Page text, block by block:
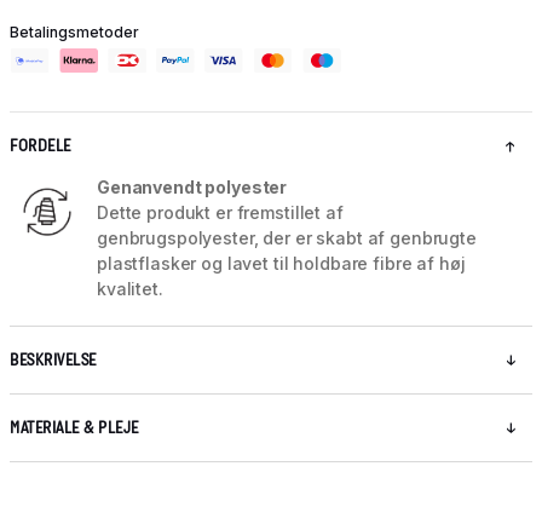
Betalingsmetoder
FORDELE
Genanvendt polyester
Dette produkt er fremstillet af
genbrugspolyester, der er skabt af genbrugte
plastflasker og lavet til holdbare fibre af høj
kvalitet.
BESKRIVELSE
MATERIALE & PLEJE